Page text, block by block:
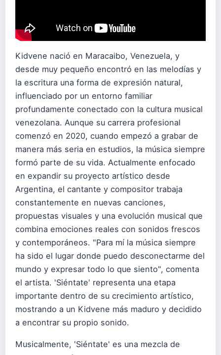
Kidvene nació en Maracaibo, Venezuela, y
desde muy pequeño encontró en las melodías y
la escritura una forma de expresión natural,
influenciado por un entorno familiar
profundamente conectado con la cultura musical
venezolana. Aunque su carrera profesional
comenzó en 2020, cuando empezó a grabar de
manera más seria en estudios, la música siempre
formó parte de su vida. Actualmente enfocado
en expandir su proyecto artístico desde
Argentina, el cantante y compositor trabaja
constantemente en nuevas canciones,
propuestas visuales y una evolución musical que
combina emociones reales con sonidos frescos
y contemporáneos. "Para mí la música siempre
ha sido el lugar donde puedo desconectarme del
mundo y expresar todo lo que siento", comenta
el artista. 'Siéntate' representa una etapa
importante dentro de su crecimiento artístico,
mostrando a un Kidvene más maduro y decidido
a encontrar su propio sonido.
Musicalmente, 'Siéntate' es una mezcla de